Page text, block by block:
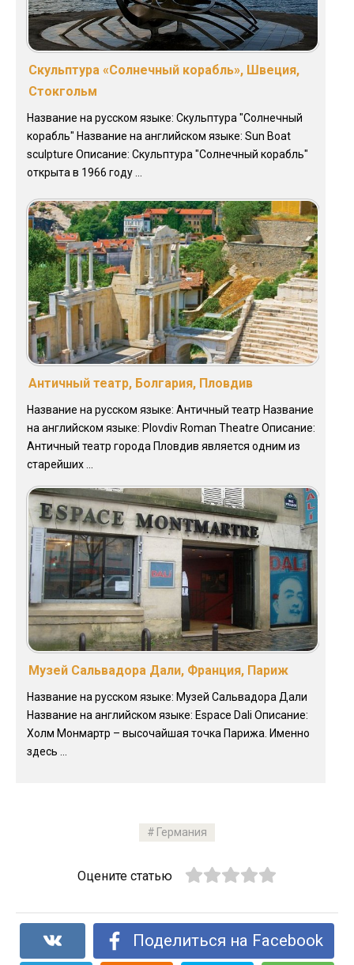
Скульптура «Солнечный корабль», Швеция,
Стокгольм
Название на русском языке: Скульптура "Солнечный
корабль" Название на английском языке: Sun Boat
sculpture Описание: Скульптура "Солнечный корабль"
открыта в 1966 году ...
Античный театр, Болгария, Пловдив
Название на русском языке: Античный театр Название
на английском языке: Plovdiv Roman Theatre Описание:
Античный театр города Пловдив является одним из
старейших ...
Музей Сальвадора Дали, Франция, Париж
Название на русском языке: Музей Сальвадора Дали
Название на английском языке: Espace Dali Описание:
Холм Монмартр – высочайшая точка Парижа. Именно
здесь ...
Германия
Оцените статью
Поделиться на Facebook